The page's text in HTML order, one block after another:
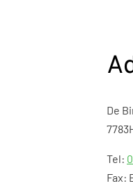
De
Tel:
Fax: